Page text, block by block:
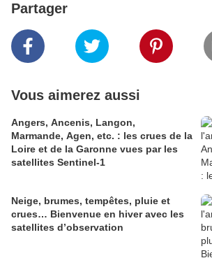
Partager
Vous aimerez aussi
Angers, Ancenis, Langon,
Marmande, Agen, etc. : les crues de la
Loire et de la Garonne vues par les
satellites Sentinel-1
Neige, brumes, tempêtes, pluie et
crues… Bienvenue en hiver avec les
satellites d’observation